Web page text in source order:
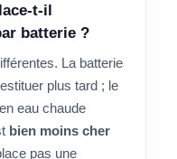
t-il
batterie ?
La batterie
plus tard ; le
eau chaude
bien moins cher
pas une